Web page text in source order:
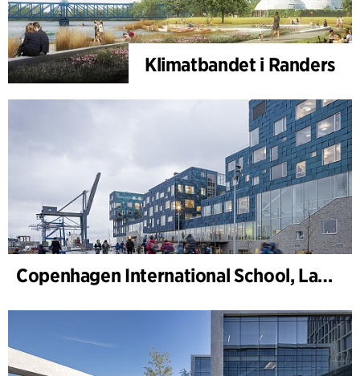
Klimatbandet i Randers
Copenhagen International School, Landskap